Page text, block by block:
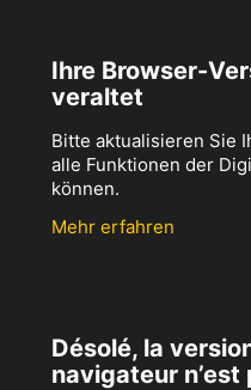
Ihre Browser-
veraltet
Bitte aktualisieren Sie
alle Funktionen der
können.
Mehr erfahren
Désolé, la
navigateur n’est